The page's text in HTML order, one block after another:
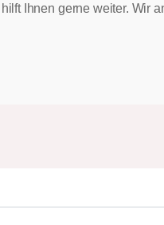
Ihnen gerne weiter. Wir